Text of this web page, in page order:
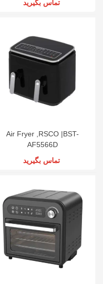
تماس بگیرید
Air Fryer ,RSCO |BST-
AF5566D
تماس بگیرید